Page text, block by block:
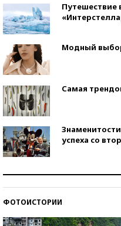
Путешествие
Модный
Самая
успеха со
ФОТОИСТОРИИ